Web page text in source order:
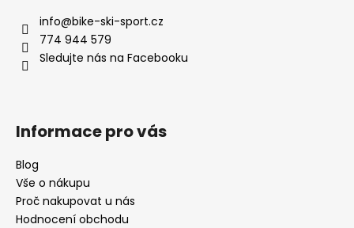
info@bike-ski-sport.cz
774 944 579
Sledujte nás na Facebooku
Informace pro vás
Blog
Vše o nákupu
Proč nakupovat u nás
Hodnocení obchodu